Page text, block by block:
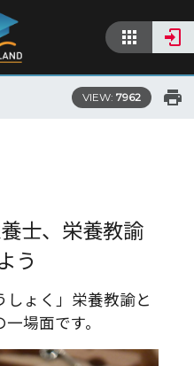
VIEW: 7962
士、栄養教諭
う
しょく」栄養教諭と
場面です。